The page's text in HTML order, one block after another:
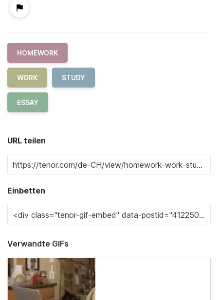
HOMEWORK
WORK STUDY
ESSAY
URL teilen
Einbetten
Verwandte GIFs